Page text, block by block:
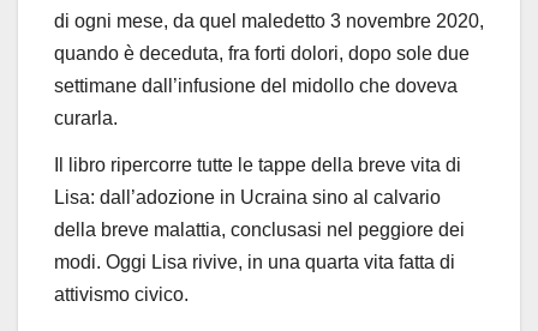
di ogni mese, da quel maledetto 3 novembre 2020,
quando è deceduta, fra forti dolori, dopo sole due
settimane dall’infusione del midollo che doveva
curarla.
Il libro ripercorre tutte le tappe della breve vita di
Lisa: dall’adozione in Ucraina sino al calvario
della breve malattia, conclusasi nel peggiore dei
modi. Oggi Lisa rivive, in una quarta vita fatta di
attivismo civico.